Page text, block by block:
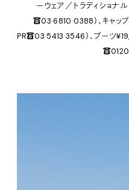
ーウェア／トラディショナ
☎03·6810·0388）、キャッ
PR☎03·5413·3546）、ブーツ